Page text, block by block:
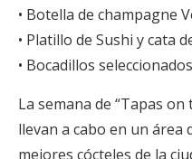
• Botella de champagne
• Platillo de Sushi y cata
• Bocadillos
La semana de “Tapas
llevan a cabo en un área
mejores cócteles de la